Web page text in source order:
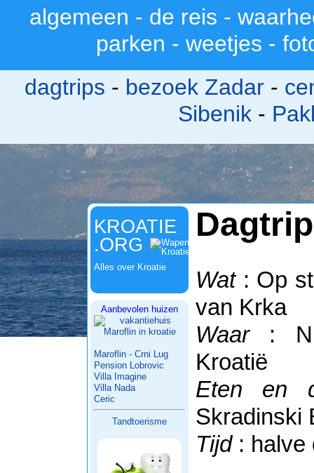
algemeen - de reis -
parken - weetjes -
dagtrips - bezoek Zadar -
Sibenik -
KROATIE
.ORG
Alles over Kroatie
Aanbevolen huizen
Maroflin - Crni Lug
Pension Lobrovic
Villa Imagine
Villa Nada
Ceric
Tandtoerisme
Wat: Op
van Krka
Waar: NP
Kroatië
Eten en
Skradinski
Tijd: halve